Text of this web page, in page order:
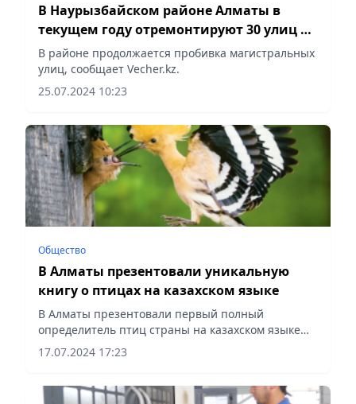
В Наурызбайском районе Алматы в
текущем году отремонтируют 30 улиц и
построят 6 новых
В районе продолжается пробивка магистральных
улиц, сообщает Vecher.kz.
25.07.2024 10:23
Общество
В Алматы презентовали уникальную
книгу о птицах на казахском языке
В Алматы презентовали первый полный
определитель птиц страны на казахском языке
«Қазақстан құстары. Далалық анықтағыш»,
сообщает Vecher.kz.
17.07.2024 17:23